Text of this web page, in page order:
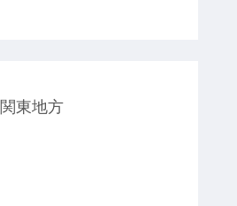
関東地方